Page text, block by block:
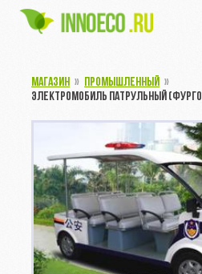
МАГАЗИН » ПРОМЫШЛЕННЫЙ »
ЭЛЕКТРОМОБИЛЬ ПАТРУЛЬНЫЙ (ФУРГОН)